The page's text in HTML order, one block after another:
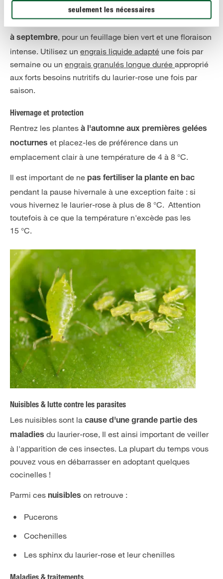
seulement les nécessaires
Engrais & fertilisation
Le laurier-rose doit être
à septembre, pour un feuillage bien vert et une floraison
intense. Utilisez un engrais liquide adapté une fois par
semaine ou un engrais granulés longue durée approprié
aux forts besoins nutritifs du laurier-rose une fois par
saison.
Hivernage et protection
Rentrez les plantes à l'automne aux premières gelées
nocturnes et placez-les de préférence dans un
emplacement clair à une température de 4 à 8 °C.
Il est important de ne pas fertiliser la plante en bac
pendant la pause hivernale à une exception faite : si
vous hivernez le laurier-rose à plus de 8 °C. Attention
toutefois à ce que la température n'excède pas les
15 °C.
Nuisibles & lutte contre les parasites
Les nuisibles sont la cause d'une grande partie des
maladies du laurier-rose, Il est ainsi important de veiller
à l'apparition de ces insectes. La plupart du temps vous
pouvez vous en débarrasser en adoptant quelques
cocinelles !
Parmi ces nuisibles on retrouve :
Pucerons
Cochenilles
Les sphinx du laurier-rose et leur chenilles